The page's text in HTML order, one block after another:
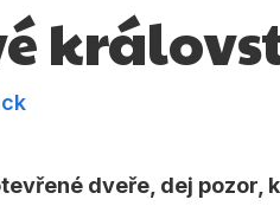
dveře, dej pozor,